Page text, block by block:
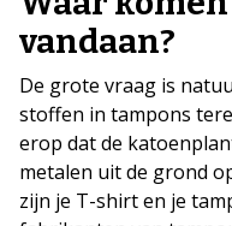
vandaan?
De grote vraag is
stoffen in tampons
erop dat de
metalen uit de grond
zijn je T-shirt en je